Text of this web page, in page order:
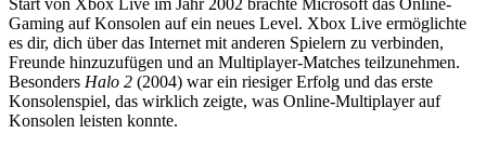
Start von Xbox Live im Jahr 2002 brachte Microsoft das Online-
Gaming auf Konsolen auf ein neues Level. Xbox Live ermöglichte
es dir, dich über das Internet mit anderen Spielern zu verbinden,
Freunde hinzuzufügen und an Multiplayer-Matches teilzunehmen.
Besonders Halo 2 (2004) war ein riesiger Erfolg und das erste
Konsolenspiel, das wirklich zeigte, was Online-Multiplayer auf
Konsolen leisten konnte.